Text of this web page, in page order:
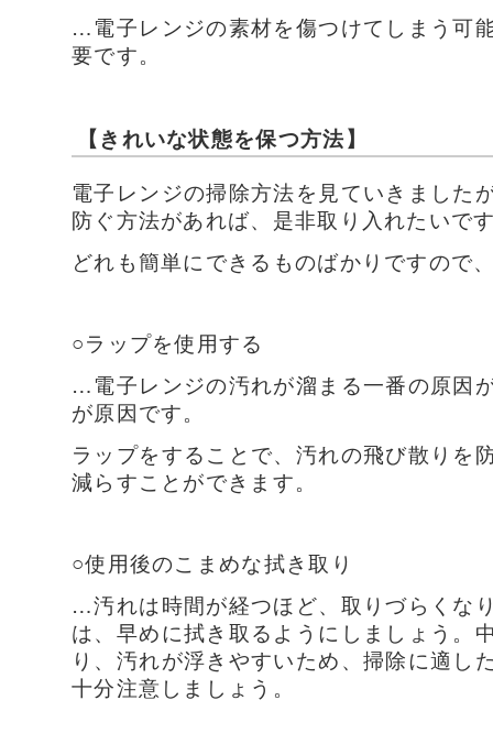
…電子レンジの素材を傷つけてしまう可
要です。
【きれいな状態を保つ方法】
電子レンジの掃除方法を見ていきました
防ぐ方法があれば、是非取り入れたいで
どれも簡単にできるものばかりですので
○ラップを使用する
…電子レンジの汚れが溜まる一番の原因
が原因です。
ラップをすることで、汚れの飛び散りを
減らすことができます。
○使用後のこまめな拭き取り
…汚れは時間が経つほど、取りづらくな
は、早めに拭き取るようにしましょう。
り、汚れが浮きやすいため、掃除に適し
十分注意しましょう。